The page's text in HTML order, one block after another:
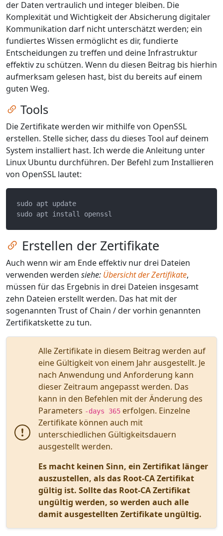
der Daten vertraulich und integer bleiben. Die
Komplexität und Wichtigkeit der Absicherung digitaler
Kommunikation darf nicht unterschätzt werden; ein
fundiertes Wissen ermöglicht es dir, fundierte
Entscheidungen zu treffen und deine Infrastruktur
effektiv zu schützen. Wenn du diesen Beitrag bis hierhin
aufmerksam gelesen hast, bist du bereits auf einem
guten Weg.
Zum Kapitel springen
Tools
Die Zertifikate werden wir mithilfe von OpenSSL
erstellen. Stelle sicher, dass du dieses Tool auf deinem
System installiert hast. Ich werde die Anleitung unter
Linux Ubuntu durchführen. Der Befehl zum Installieren
von OpenSSL lautet:
sudo apt update
Zum Kapitel springen
Erstellen der Zertifikate
Auch wenn wir am Ende effektiv nur drei Dateien
verwenden werden siehe: Übersicht der Zertifikate,
müssen für das Ergebnis in drei Dateien insgesamt
zehn Dateien erstellt werden. Das hat mit der
sogenannten Trust of Chain / der vorhin genannten
Zertifikatskette zu tun.
Alle Zertifikate in diesem Beitrag werden auf
eine Gültigkeit von einem Jahr ausgestellt. Je
nach Anwendung und Anforderung kann
dieser Zeitraum angepasst werden. Das
kann in den Befehlen mit der Änderung des
Parameters -days 365 erfolgen. Einzelne
Zertifikate können auch mit
unterschiedlichen Gültigkeitsdauern
ausgestellt werden.
Es macht keinen Sinn, ein Zertifikat länger
auszustellen, als das Root-CA Zertifikat
gültig ist. Sollte das Root-CA Zertifikat
ungültig werden, so werden auch alle
damit ausgestellten Zertifikate ungültig.